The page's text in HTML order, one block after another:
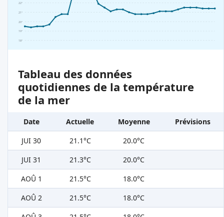
18°
19°
20°
21°
22°
Tableau des données
quotidiennes de la température
de la mer
Date Actuelle Moyenne
Prévisions
JUI 30
21.1°C
20.0°C
JUI 31
21.3°C
20.0°C
AOÛ 1
21.5°C
18.0°C
AOÛ 2
21.5°C
18.0°C